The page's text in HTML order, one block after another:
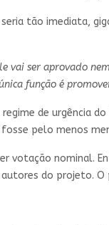
tão imediata,
vai ser aprovado
função é
de urgência
pelo menos
votação nominal.
do projeto.